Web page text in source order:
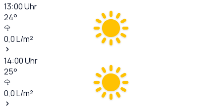
13:00Uhr
24°
0,0L/m²
14:00Uhr
25°
0,0L/m²